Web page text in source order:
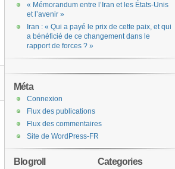
« Mémorandum entre l’Iran et les États-Unis
et l’avenir »
Iran : « Qui a payé le prix de cette paix, et qui
a bénéficié de ce changement dans le
rapport de forces ? »
Méta
Connexion
Flux des publications
Flux des commentaires
Site de WordPress-FR
Categories
Blogroll